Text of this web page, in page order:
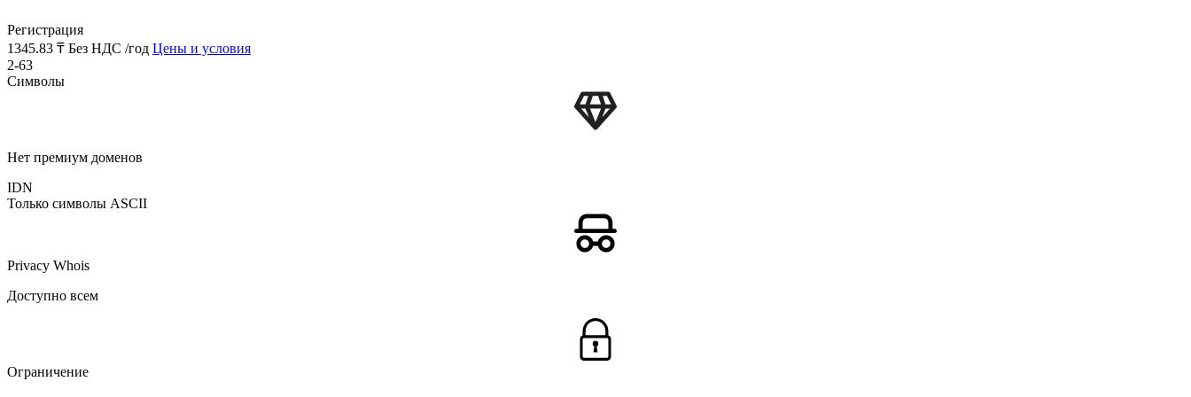
Регистрация
1345.83 ₸ Без НДС /год Цены и условия
2-63
Символы
Нет премиум доменов
IDN
Только символы ASCII
Privacy Whois
Доступно всем
Ограничение